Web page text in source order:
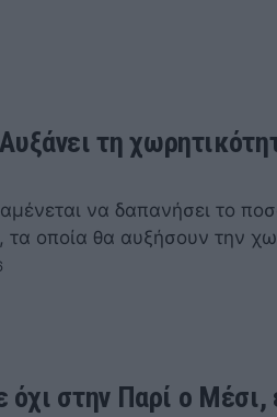
τη
να δαπανήσει το
οποία θα αυξήσουν την
όχι στην Παρί ο Μέσι,